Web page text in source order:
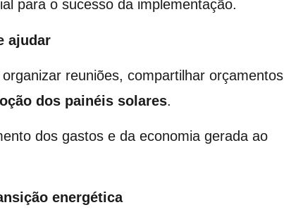
para o sucesso da implementação.
ajudar
reuniões, compartilhar orçamentos
dos painéis solares.
dos gastos e da economia gerada ao
energética